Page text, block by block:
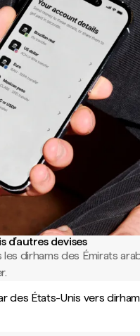
d'autres devises
dirhams des Émirats
des États-Unis vers